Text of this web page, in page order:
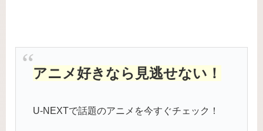
アニメ好きなら見逃せない！
U-NEXTで話題のアニメを今すぐチェック！